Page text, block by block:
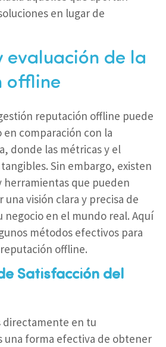
en lugar de
evaluación de la
offline
reputación offline puede
comparación con la
donde las métricas y el
Sin embargo, existen
herramientas que pueden
visión clara y precisa de
negocio en el mundo real. Aquí
métodos efectivos para
offline.
Satisfacción del
directamente en tu
una forma efectiva de obtener